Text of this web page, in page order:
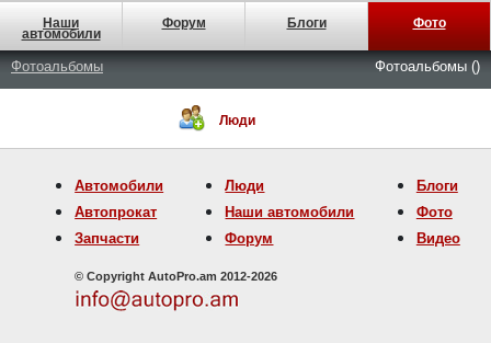
Наши
автомобили
Форум Блоги Фото
Фотоальбомы Фотоальбомы ()
Люди
Автомобили
Автопрокат
Запчасти
Люди
Наши автомобили
Форум
Блоги
Фото
Видео
© Copyright AutoPro.am 2012-2026